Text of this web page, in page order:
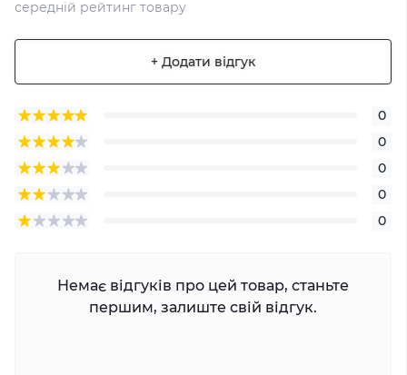
середній рейтинг товару
+ Додати відгук
0
0
0
0
0
Немає відгуків про цей товар, станьте
першим, залиште свій відгук.